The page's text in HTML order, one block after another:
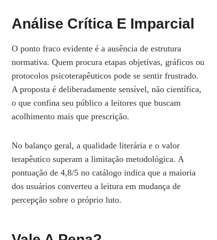
Análise Crítica E Imparcial
O ponto fraco evidente é a ausência de estrutura
normativa. Quem procura etapas objetivas, gráficos ou
protocolos psicoterapêuticos pode se sentir frustrado.
A proposta é deliberadamente sensível, não científica,
o que confina seu público a leitores que buscam
acolhimento mais que prescrição.
No balanço geral, a qualidade literária e o valor
terapêutico superam a limitação metodológica. A
pontuação de 4,8/5 no catálogo indica que a maioria
dos usuários converteu a leitura em mudança de
percepção sobre o próprio luto.